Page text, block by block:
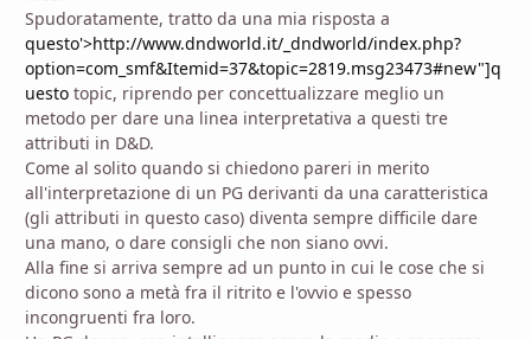
Spudoratamente, tratto da una mia risposta a
questo'>http://www.dndworld.it/_dndworld/index.php?
option=com_smf&Itemid=37&topic=2819.msg23473#new"]q
uesto topic, riprendo per concettualizzare meglio un
metodo per dare una linea interpretativa a questi tre
attributi in D&D.
Come al solito quando si chiedono pareri in merito
all'interpretazione di un PG derivanti da una caratteristica
(gli attributi in questo caso) diventa sempre difficile dare
una mano, o dare consigli che non siano ovvi.
Alla fine si arriva sempre ad un punto in cui le cose che si
dicono sono a metà fra il ritrito e l'ovvio e spesso
incongruenti fra loro.